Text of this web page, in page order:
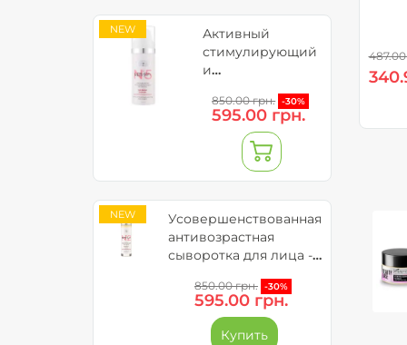
Soothing Algae
Fase Mask
NEW
Активный
стимулирующий
и
крем для лица –
RETI 5GFs
850.00 грн. -30%
595.00 грн.
NEW
Усовершенствованная
антивозрастная
сыворотка для лица -
850.00 грн. -30%
595.00 грн.
Купить